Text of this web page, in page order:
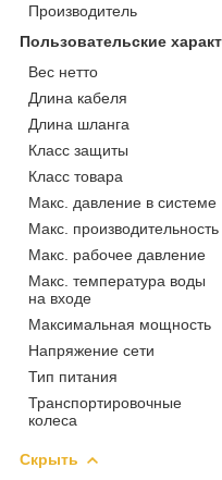
Производитель
Пользовательские
Вес нетто
Длина кабеля
Длина шланга
Класс защиты
Класс товара
Макс. давление в системе
Макс. производительность
Макс. рабочее давление
Макс. температура воды
на входе
Максимальная мощность
Напряжение сети
Тип питания
Транспортировочные
колеса
Скрыть